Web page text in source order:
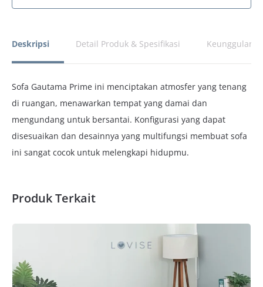
Deskripsi Detail Produk & Spesifikasi Keunggulan
Sofa Gautama Prime ini menciptakan atmosfer yang tenang
di ruangan, menawarkan tempat yang damai dan
mengundang untuk bersantai. Konfigurasi yang dapat
disesuaikan dan desainnya yang multifungsi membuat sofa
ini sangat cocok untuk melengkapi hidupmu.
Produk Terkait